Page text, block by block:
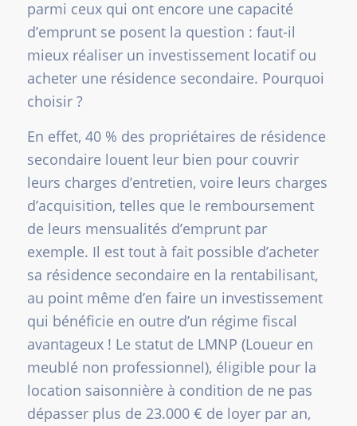
parmi ceux qui ont encore une capacité
d’emprunt se posent la question : faut-il
mieux réaliser un investissement locatif ou
acheter une résidence secondaire. Pourquoi
choisir ?
En effet, 40 % des propriétaires de résidence
secondaire louent leur bien pour couvrir
leurs charges d’entretien, voire leurs charges
d’acquisition, telles que le remboursement
de leurs mensualités d’emprunt par
exemple. Il est tout à fait possible d’acheter
sa résidence secondaire en la rentabilisant,
au point même d’en faire un investissement
qui bénéficie en outre d’un régime fiscal
avantageux ! Le statut de LMNP (Loueur en
meublé non professionnel), éligible pour la
location saisonnière à condition de ne pas
dépasser plus de 23.000 € de loyer par an,